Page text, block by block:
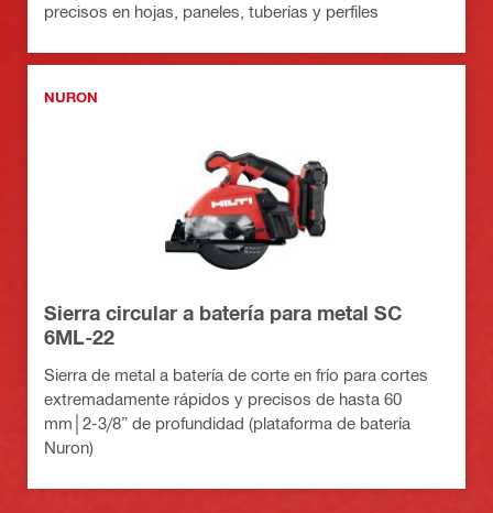
precisos en hojas, paneles, tuberías y perfiles
NURON
Sierra circular a batería para metal SC
6ML-22
Sierra de metal a batería de corte en frío para cortes
extremadamente rápidos y precisos de hasta 60
mm│2-3/8” de profundidad (plataforma de batería
Nuron)